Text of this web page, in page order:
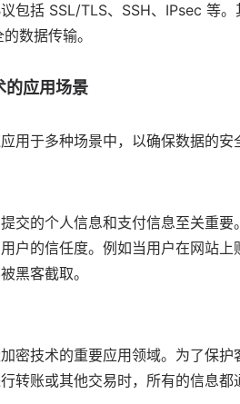
包括 SSL/TLS、SSH、IPsec 等
数据传输。
的应用场景
应用于多种场景中，以确保数据的安
交的个人信息和支付信息至关重
户的信任度。例如当用户在网站
黑客截取。
密技术的重要应用领域。为了保
转账或其他交易时，所有的信息